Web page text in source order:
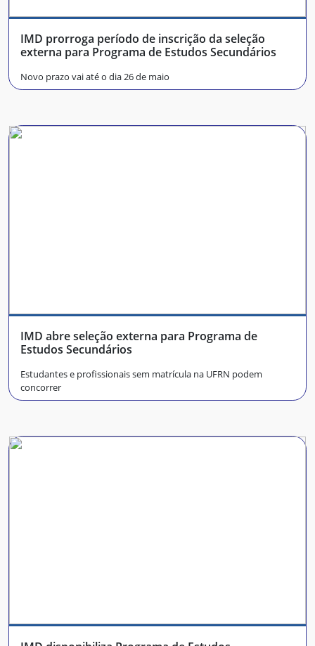
IMD prorroga período de inscrição da seleção
externa para Programa de Estudos Secundários
Novo prazo vai até o dia 26 de maio
IMD abre seleção externa para Programa de
Estudos Secundários
Estudantes e profissionais sem matrícula na UFRN podem
concorrer